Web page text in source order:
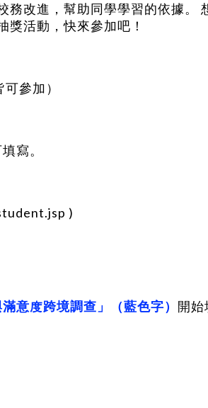
改進，幫助同學學習的依據。
活動，快來參加吧！
參加）
寫。
)
意度跨境調查」（藍色字） 開始